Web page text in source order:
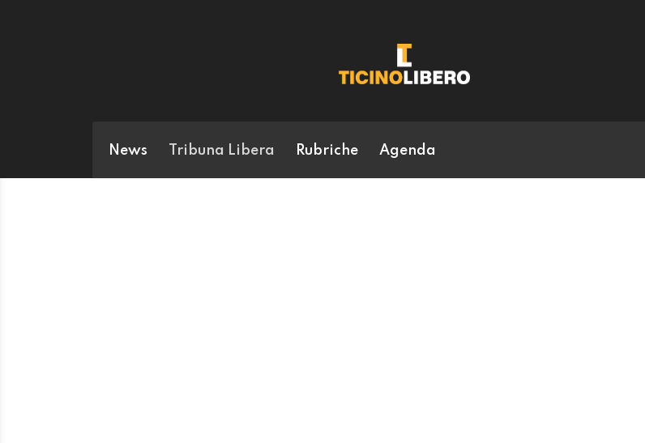
News Tribuna Libera Rubriche Agenda